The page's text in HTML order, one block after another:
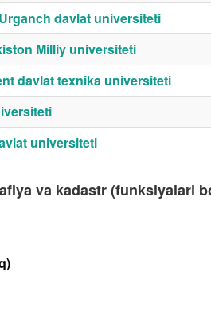
davlat universiteti
Milliy universiteti
davlat texnika universiteti
universiteti
va kadastr (funksiyalari